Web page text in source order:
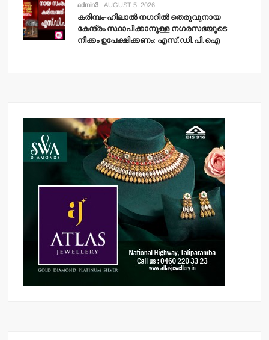
admin3 AUGUST 5, 2026
കരിമ്പം-ഹിലാല്‍ നഗറില്‍ തെരുവുനായ
കേന്ദ്രം സ്ഥാപിക്കാനുള്ള നഗരസഭയുടെ
നീക്കം ഉപേക്ഷിക്കണം: എസ്.ഡി.പി.ഐ